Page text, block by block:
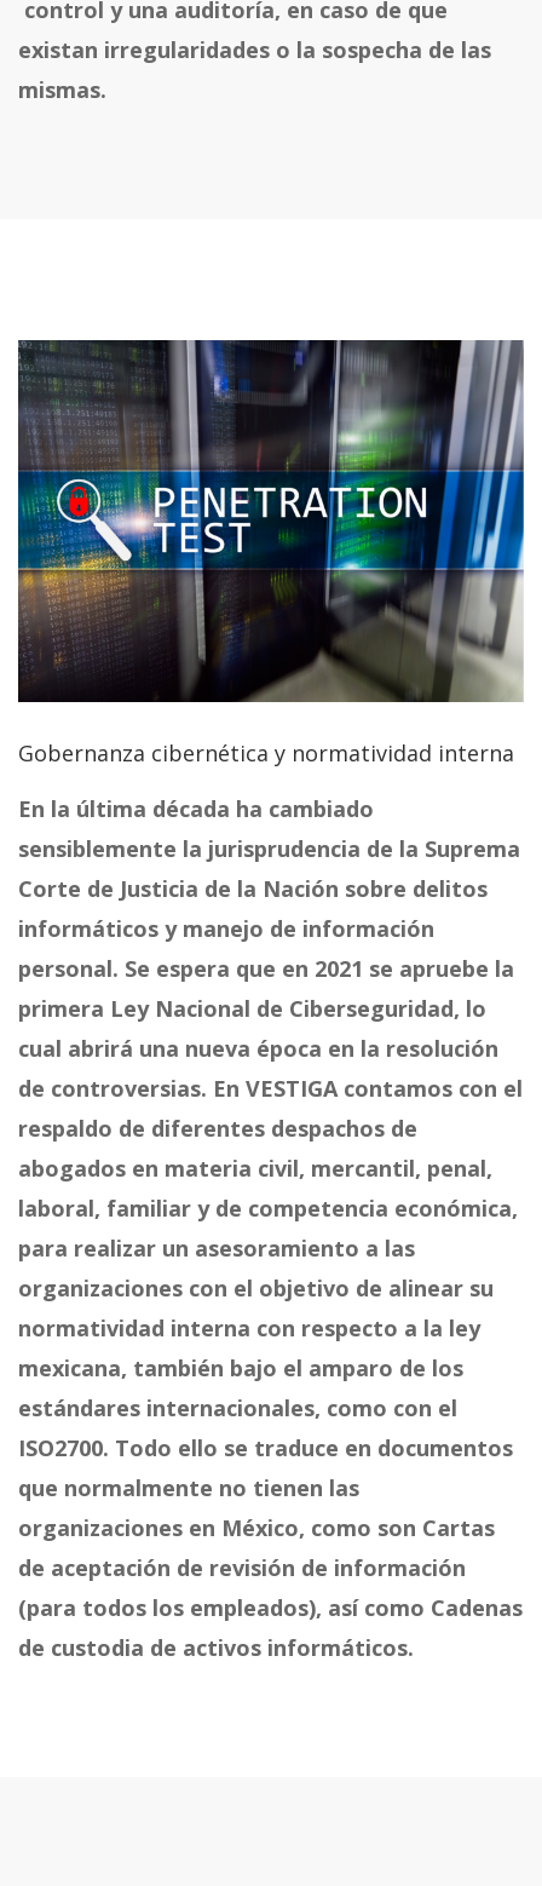
control y una auditoría, en caso de que
existan irregularidades o la sospecha de las
mismas.
Gobernanza cibernética y normatividad interna
En la última década ha cambiado
sensiblemente la jurisprudencia de la Suprema
Corte de Justicia de la Nación sobre delitos
informáticos y manejo de información
personal. Se espera que en 2021 se apruebe la
primera Ley Nacional de Ciberseguridad, lo
cual abrirá una nueva época en la resolución
de controversias. En VESTIGA contamos con el
respaldo de diferentes despachos de
abogados en materia civil, mercantil, penal,
laboral, familiar y de competencia económica,
para realizar un asesoramiento a las
organizaciones con el objetivo de alinear su
normatividad interna con respecto a la ley
mexicana, también bajo el amparo de los
estándares internacionales, como con el
ISO2700. Todo ello se traduce en documentos
que normalmente no tienen las
organizaciones en México, como son Cartas
de aceptación de revisión de información
(para todos los empleados), así como Cadenas
de custodia de activos informáticos.